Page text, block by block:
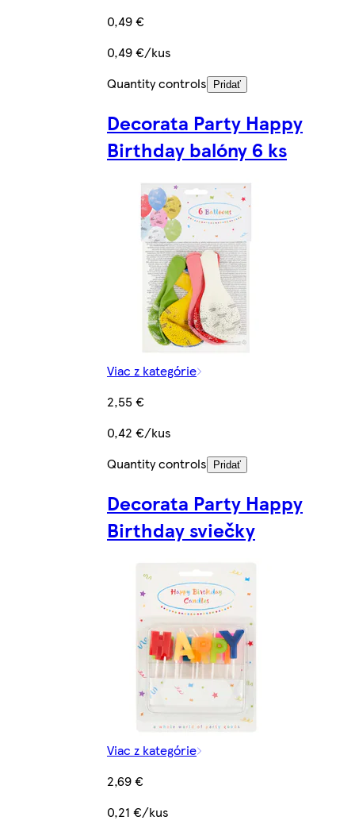
0,49 €
0,49 €/kus
Quantity controls
Pridať
Decorata Party Happy
Birthday balóny 6 ks
Viac z kategórie
2,55 €
0,42 €/kus
Quantity controls
Pridať
Decorata Party Happy
Birthday sviečky
Viac z kategórie
2,69 €
0,21 €/kus